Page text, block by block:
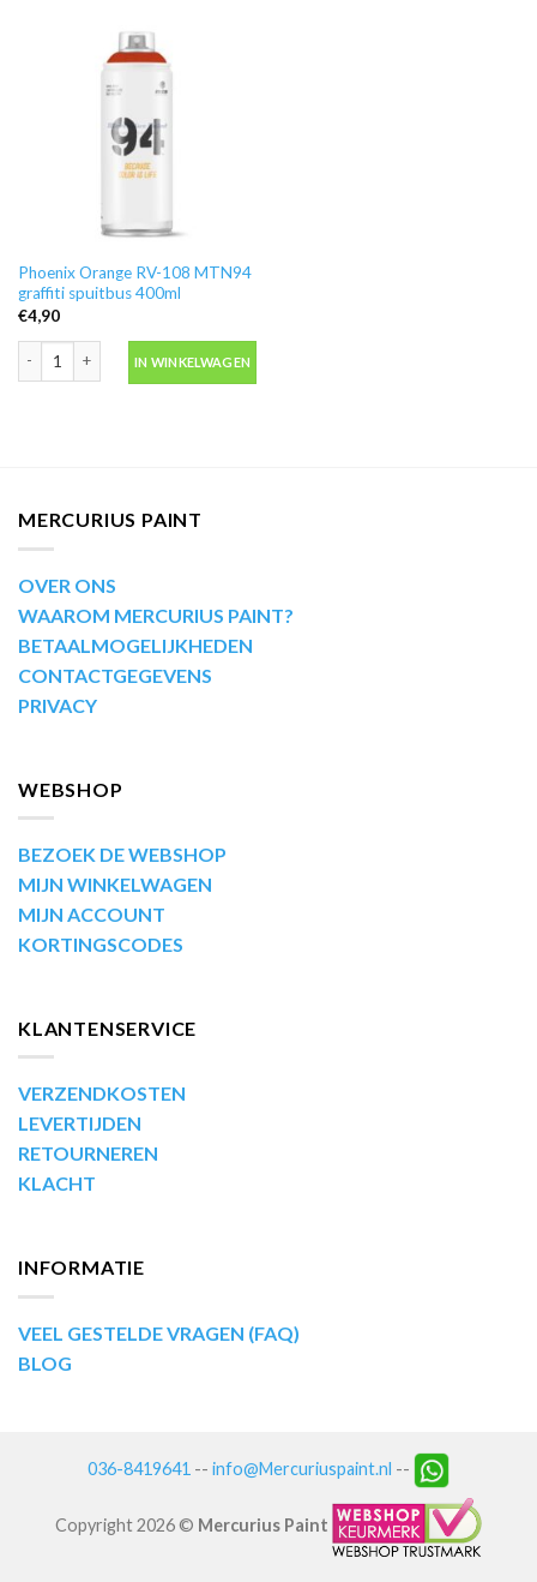
Phoenix Orange RV-108 MTN94
graffiti spuitbus 400ml
€4,90
IN WINKELWAGEN
MERCURIUS PAINT
OVER ONS
WAAROM MERCURIUS PAINT?
BETAALMOGELIJKHEDEN
CONTACTGEGEVENS
PRIVACY
WEBSHOP
BEZOEK DE WEBSHOP
MIJN WINKELWAGEN
MIJN ACCOUNT
KORTINGSCODES
KLANTENSERVICE
VERZENDKOSTEN
LEVERTIJDEN
RETOURNEREN
KLACHT
INFORMATIE
VEEL GESTELDE VRAGEN (FAQ)
BLOG
036-8419641 -- info@Mercuriuspaint.nl --
Copyright 2026 © Mercurius Paint